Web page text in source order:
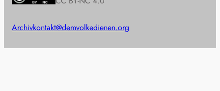
Archivkontakt@demvolkedienen.org